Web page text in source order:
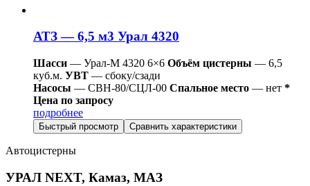
АТЗ — 6,5 м3 Урал 4320
Шасси — Урал-М 4320 6×6 Объём цистерны — 6,5
куб.м. УВТ — сбоку/сзади
Насосы — СВН-80/СЦЛ-00 Спальное место — нет *
Цена по запросу
подробнее
Быстрый просмотр Сравнить характеристики
Автоцистерны
УРАЛ NEXT, Камаз, МАЗ